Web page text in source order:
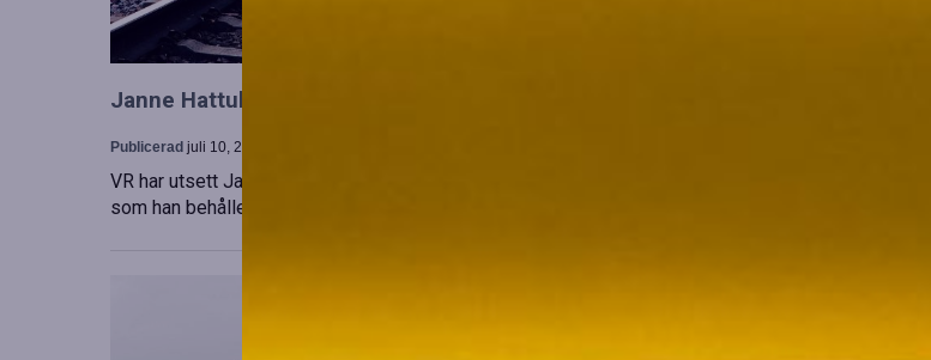
Janne Hattula tillträder som ny ledare för VR City Traffic i Sverige och Finland
Publicerad juli 10, 2026
VR har utsett Janne Hattula att leda verksamheten för upphandlad kollektivtrafik i Sverige, samtidigt
som han behåller sitt ansvar i Finland. Detta sker i kölvattnet av Johan Oscarssons avsked från…